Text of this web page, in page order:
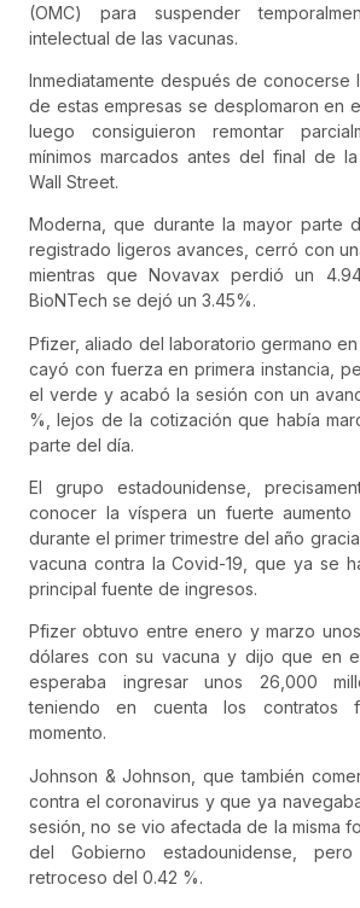
(OMC) para suspender
intelectual de las vacunas.
Inmediatamente después de conocerse
de estas empresas se desplomaron en
luego consiguieron remontar
mínimos marcados antes del final de
Wall Street.
Moderna, que durante la mayor parte
registrado ligeros avances, cerró con
mientras que Novavax perdió un
BioNTech se dejó un 3.45%.
Pfizer, aliado del laboratorio germano
cayó con fuerza en primera instancia,
el verde y acabó la sesión con un
%, lejos de la cotización que había
parte del día.
El grupo estadounidense,
conocer la víspera un fuerte
durante el primer trimestre del año
vacuna contra la Covid-19, que ya se
principal fuente de ingresos.
Pfizer obtuvo entre enero y marzo
dólares con su vacuna y dijo que en
esperaba ingresar unos 26,000
teniendo en cuenta los contratos
momento.
Johnson & Johnson, que también
contra el coronavirus y que ya
sesión, no se vio afectada de la misma
del Gobierno estadounidense,
retroceso del 0.42 %.